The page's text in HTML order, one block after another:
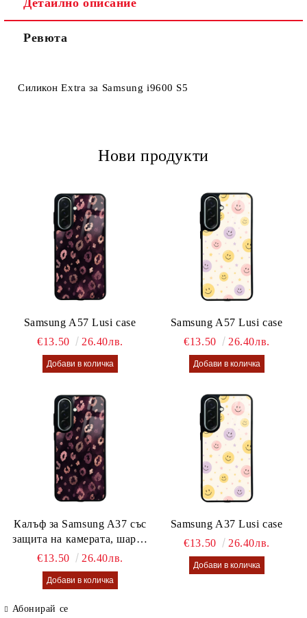
Ревюта
Силикон Extra за Samsung i9600 S5
Нови продукти
Samsung A57 Lusi case
€13.50
26.40лв.
Samsung A57 Lusi case
€13.50
26.40лв.
Калъф за Samsung A37 със
защита на камерата, шарен
калъф Lusi case
€13.50 26.40лв.
Samsung A37 Lusi case
€13.50
26.40лв.
Абонирай се